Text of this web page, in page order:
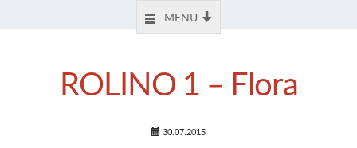
28
MENU
ROLINO 1 – Flora
30.07.2015